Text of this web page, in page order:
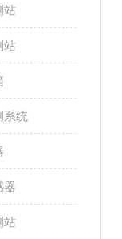
站
站
系统
器
站